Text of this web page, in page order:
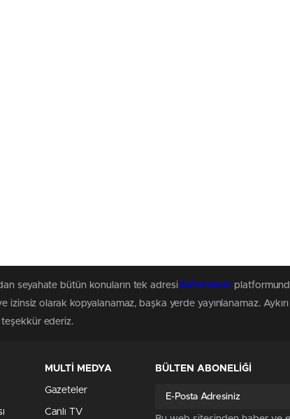
seyahate bütün konuların tek adresi BafraHaber
izinsiz olarak kopyalanamaz, başka yerde yayınlanamaz.
teşekkür ederiz.
MULTİ MEDYA
Gazeteler
Canlı TV
BÜLTEN ABONELİĞİ